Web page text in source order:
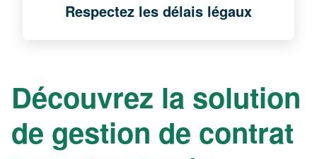
Respectez les délais légaux
Découvrez la solution
de gestion de contrat